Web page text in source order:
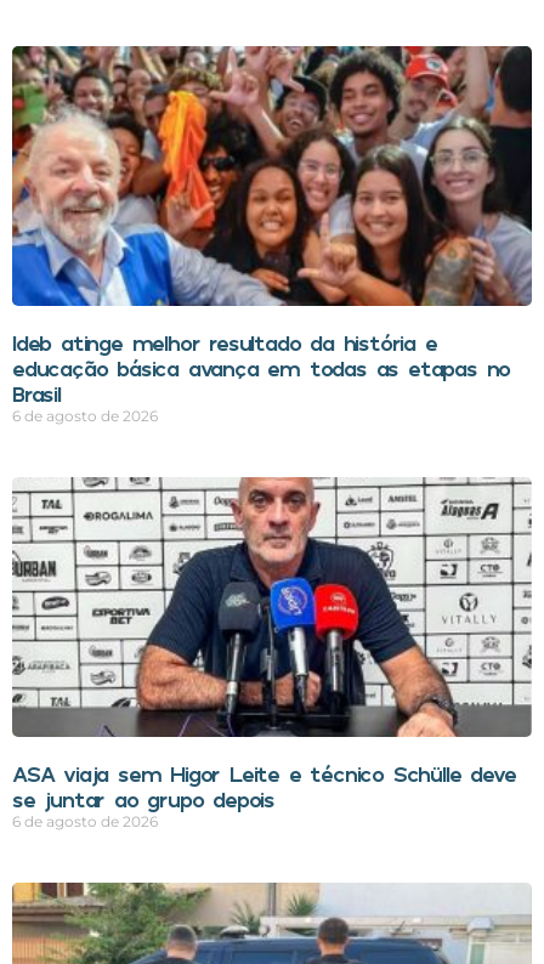
Ideb atinge melhor resultado da história e
educação básica avança em todas as etapas no
Brasil
6 de agosto de 2026
ASA viaja sem Higor Leite e técnico Schülle deve
se juntar ao grupo depois
6 de agosto de 2026